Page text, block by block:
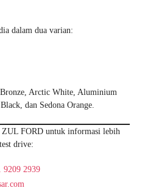
dalam dua varian:
Arctic White, Aluminium
dan Sedona Orange.
ZUL FORD untuk informasi lebih
drive:
9209 2939